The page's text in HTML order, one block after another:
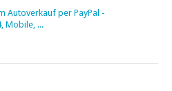
Autoverkauf per PayPal -
Mobile, ...